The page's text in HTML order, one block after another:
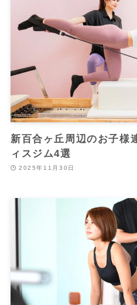
新百合ヶ丘周辺のお子様
ィスジム4選
2025年11月30日